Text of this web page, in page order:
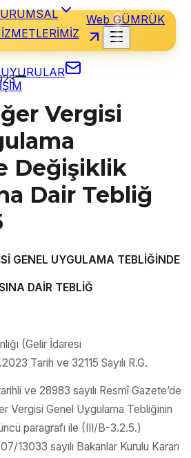
Web GÜMRÜK
Vergisi
Değişiklik
Dair Tebliğ
GENEL UYGULAMA TEBLİĞİNDE
DAİR TEBLİĞ
(Gelir İdaresi
Tarih ve 32115 Sayılı R.G.
ve 28983 sayılı Resmî Gazete’de
Vergisi Genel Uygulama Tebliğinin
paragrafı ile (III/B-3.2.5.)
13033 sayılı Bakanlar Kurulu Kararı